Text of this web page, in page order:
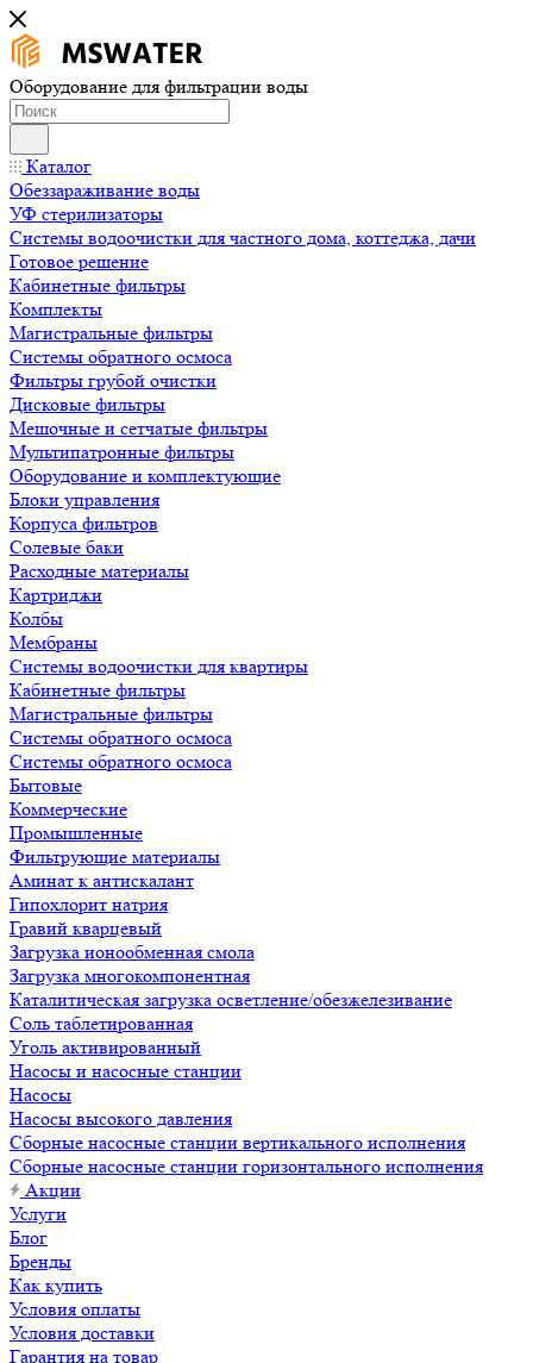
Оборудование для фильтрации воды
Каталог
Обеззараживание воды
УФ стерилизаторы
Системы водоочистки для частного дома, коттеджа, дачи
Готовое решение
Кабинетные фильтры
Комплекты
Магистральные фильтры
Системы обратного осмоса
Фильтры грубой очистки
Дисковые фильтры
Мешочные и сетчатые фильтры
Мультипатронные фильтры
Оборудование и комплектующие
Блоки управления
Корпуса фильтров
Солевые баки
Расходные материалы
Картриджи
Колбы
Мембраны
Системы водоочистки для квартиры
Кабинетные фильтры
Магистральные фильтры
Системы обратного осмоса
Системы обратного осмоса
Бытовые
Коммерческие
Промышленные
Фильтрующие материалы
Аминат к антискалант
Гипохлорит натрия
Гравий кварцевый
Загрузка ионообменная смола
Загрузка многокомпонентная
Каталитическая загрузка осветление/обезжелезивание
Соль таблетированная
Уголь активированный
Насосы и насосные станции
Насосы
Насосы высокого давления
Сборные насосные станции вертикального исполнения
Сборные насосные станции горизонтального исполнения
Акции
Услуги
Блог
Бренды
Как купить
Условия оплаты
Условия доставки
Гарантия на товар